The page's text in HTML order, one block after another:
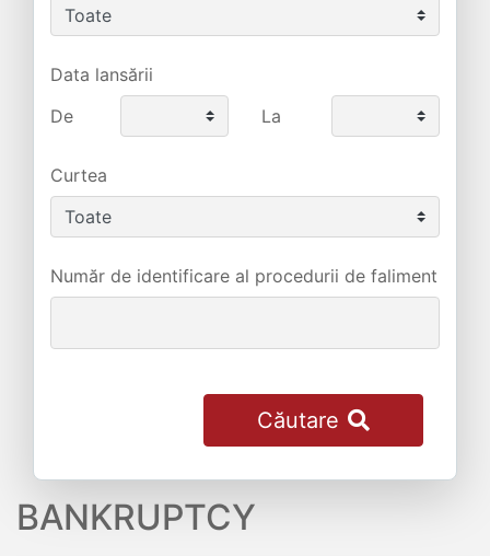
Data lansării
De
La
Curtea
Număr de identificare al procedurii de faliment
Căutare
BANKRUPTCY